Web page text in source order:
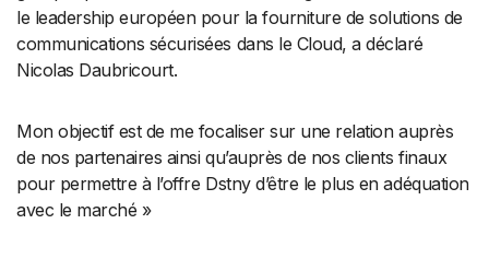
le leadership européen pour la fourniture de solutions de
communications sécurisées dans le Cloud, a déclaré
Nicolas Daubricourt.
Mon objectif est de me focaliser sur une relation auprès
de nos partenaires ainsi qu’auprès de nos clients finaux
pour permettre à l’offre Dstny d’être le plus en adéquation
avec le marché »